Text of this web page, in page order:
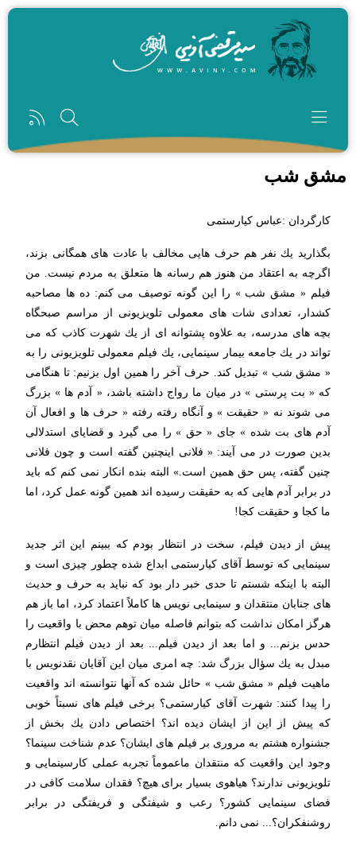
رفتن به محتوای اصلی
مشق شب
کارگردان :عباس کیارستمی
بگذارید یك نفر هم حرف هایی مخالف با عادت های همگانی بزند،
اگرچه به اعتقاد من هنوز هم رسانه ها متعلق به مردم نیست. من
فیلم « مشق شب » را این گونه توصیف می كنم: ده ها مصاحبه
كشدار، تعدادی شات های معمولی تلویزیونی از مراسم صبحگاه
بچه های مدرسه، به علاوه پشتوانه ای از یك شهرت كاذب كه می
تواند در یك جامعه بیمار سینمایی، یك فیلم معمولی تلویزیونی را به
« مشق شب » تبدیل كند. حرف آخر را همین اول بزنیم: تا هنگامی
كه « بت پرستی » در میان ما رواج داشته باشد، « آدم ها » بزرگ
می شوند نه « حقیقت » و آنگاه رفته رفته « حرف ها و افعال آن
آدم های بت شده » جای « حق » را می گیرد و قضایای استدلالی
بدین صورت در می آیند: « فلانی اینچنین گفته است و چون فلانی
چنین گفته، پس حق همین است.» البته بنده انكار نمی كنم كه باید
در برابر آدم هایی كه به حقیقت رسیده اند همین گونه عمل كرد، اما
ما كجا و حقیقت كجا!
پیش از دیدن فیلم، سخت در انتظار بودم كه ببینم این اثر جدید
سینمایی كه توسط آقای كیارستمی ابداع شده چطور چیزی است و
البته با اینكه شستم تا حدی خبر دار بود كه نباید به حرف و حدیث
های جنابان منتقدان و سینمایی نویس ها كاملاً اعتماد كرد، اما باز هم
هرگز امكان نداشت كه بتوانم فاصله میان توهم محض با واقعیت را
حدس بزنم... و اما بعد از دیدن فیلم... بعد از دیدن فیلم انتظارم
مبدل به یك سؤال بزرگ شد: چه امری میان این آقایان نقدنویس با
ماهیت فیلم « مشق شب » حائل شده كه آنها نتوانسته اند واقعیت
را پیدا كنند: شهرت آقای كیارستمی؟ برخی فیلم های نسبتاً خوبی
كه پیش از این از ایشان دیده اند؟ اختصاص دادن یك بخش از
جشنواره هشتم به مروری بر فیلم های ایشان؟ عدم شناخت سینما؟
وجود این واقعیت كه منتقدان ماعموماً تجربه عملی كارسینمایی و
تلویزیونی ندارند؟ هیاهوی بسیار برای هیچ؟ فقدان سلامت كافی در
فضای سینمایی كشور؟ رعب و شیفتگی و فریفتگی در برابر
روشنفكران؟... نمی دانم.